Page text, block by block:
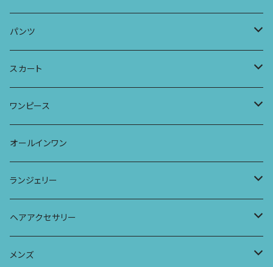
Tシャツ
パーカー
ワンピース
フレンチスリーブラウス
サーフパンツ
ドレス
ストール
タンクトップ・キャミソール
タンクトップ
キャミソール
ワイドTシャツ
チュニックTシャツ
七分袖トップス
ラグランスリーブトップス
パンツ
アラジンパンツ
ポケット付きアラジンパンツ
ワイドパンツ
ポケット付きワイドパンツ
レギンス
バブーチャ
スカート
マキシスカート
ワンピース
ワンピース
オールインワン
スリップワンピース
ビルヘンワンピース
オールインワン
ランジェリー
ブラ
ヨガトップ
ショーツ
ヘアアクセサリー
リボンシュシュ
メンズ